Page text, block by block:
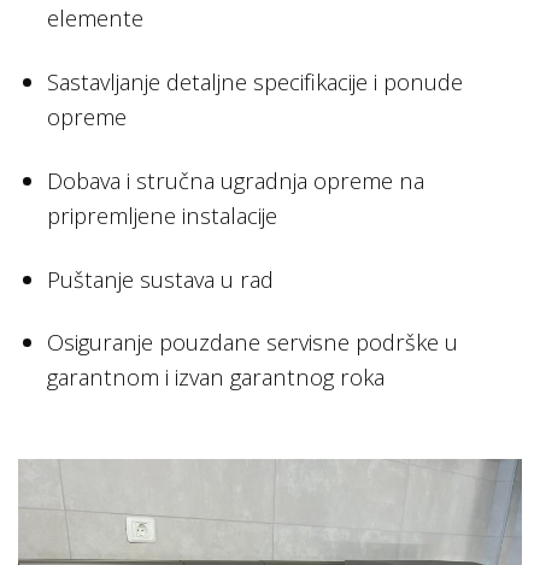
elemente
Sastavljanje detaljne specifikacije i ponude
opreme
Dobava i stručna ugradnja opreme na
pripremljene instalacije
Puštanje sustava u rad
Osiguranje pouzdane servisne podrške u
garantnom i izvan garantnog roka